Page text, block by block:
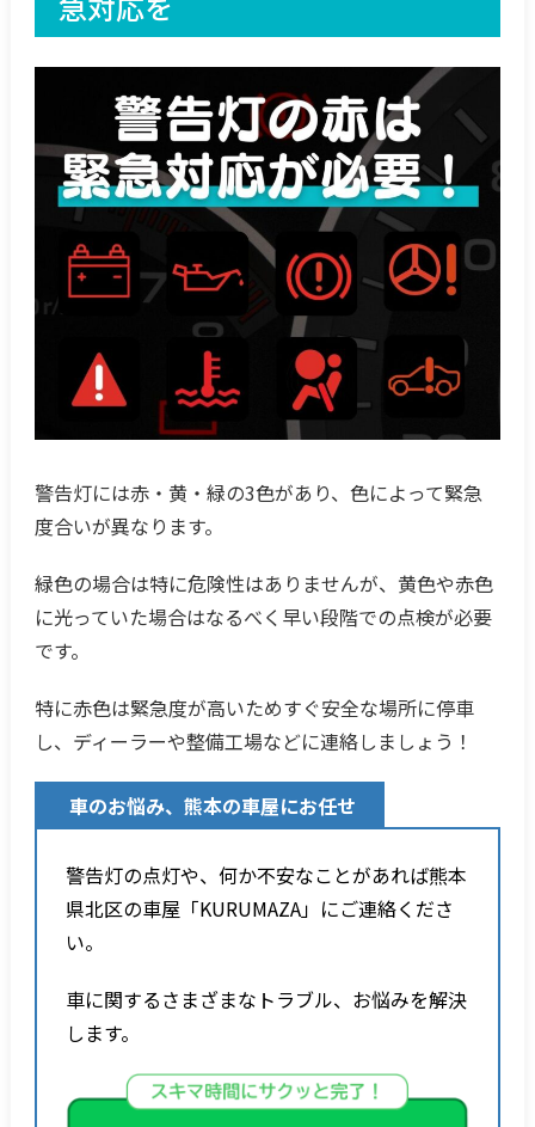
警告灯には赤・黄・緑の3色があり、色によって緊急
度合いが異なります。
緑色の場合は特に危険性はありませんが、黄色や赤色
に光っていた場合はなるべく早い段階での点検が必要
です。
特に赤色は緊急度が高いためすぐ安全な場所に停車
し、ディーラーや整備工場などに連絡しましょう！
車のお悩み、熊本の車屋にお任せ
警告灯の点灯や、何か不安なことがあれば熊本
県北区の車屋「KURUMAZA」にご連絡くださ
い。
車に関するさまざまなトラブル、お悩みを解決
します。